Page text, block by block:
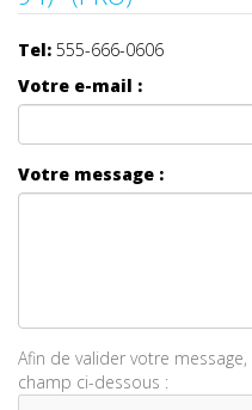
Tel: 555-666-0606
Votre e-mail :
Votre message :
Afin de valider votre
champ ci-dessous :